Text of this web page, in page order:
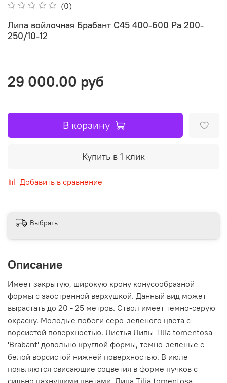
(0)
Липа войлочная Брабант С45 400-600 Ра 200-
250/10-12
29 000.00 руб
В корзину
Купить в 1 клик
Добавить в сравнение
Выбрать
Описание
Имеет закрытую, широкую крону конусообразной
формы с заостренной верхушкой. Данный вид может
вырастать до 20 - 25 метров. Ствол имеет темно-серую
окраску. Молодые побеги серо-зеленого цвета с
ворсистой поверхностью. Листья Липы Tilia tomentosa
'Brabant' довольно круглой формы, темно-зеленые с
белой ворсистой нижней поверхностью. В июле
появляются свисающие соцветия в форме пучков с